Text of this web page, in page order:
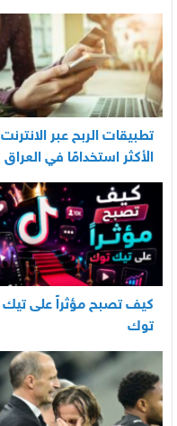
تطبيقات الربح عبر الانترنت
الأكثر استخدامًا في العراق
كيف تصبح مؤثراً على تيك
توك